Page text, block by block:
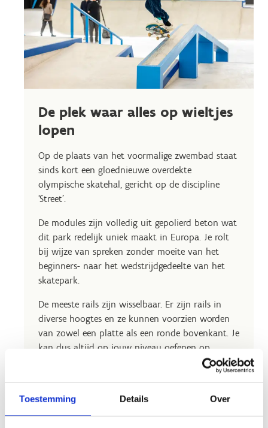
Toestemming Details Over
De plek waar alles op wieltjes
lopen
Op de plaats van het voormalige zwembad staat
sinds kort een gloednieuwe overdekte
olympische skatehal, gericht op de discipline
‘Street’.
De modules zijn volledig uit gepolierd beton wat
dit park redelijk uniek maakt in Europa. Je rolt
bij wijze van spreken zonder moeite van het
beginners- naar het wedstrijdgedeelte van het
skatepark.
De meeste rails zijn wisselbaar. Er zijn rails in
diverse hoogtes en ze kunnen voorzien worden
van zowel een platte als een ronde bovenkant. Je
kan dus altijd op jouw niveau oefenen op